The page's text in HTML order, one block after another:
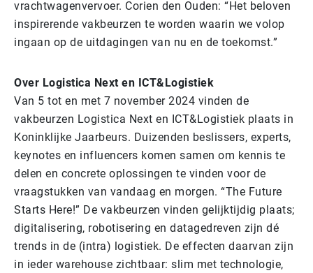
vrachtwagenvervoer. Corien den Ouden: “Het beloven
inspirerende vakbeurzen te worden waarin we volop
ingaan op de uitdagingen van nu en de toekomst.”
Over Logistica Next en ICT&Logistiek
Van 5 tot en met 7 november 2024 vinden de
vakbeurzen Logistica Next en ICT&Logistiek plaats in
Koninklijke Jaarbeurs. Duizenden beslissers, experts,
keynotes en influencers komen samen om kennis te
delen en concrete oplossingen te vinden voor de
vraagstukken van vandaag en morgen. “The Future
Starts Here!” De vakbeurzen vinden gelijktijdig plaats;
digitalisering, robotisering en datagedreven zijn dé
trends in de (intra) logistiek. De effecten daarvan zijn
in ieder warehouse zichtbaar: slim met technologie,